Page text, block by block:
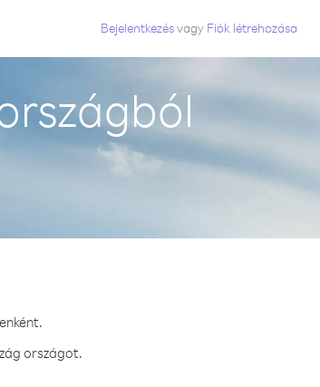
Bejelentkezésvagy Fiók létrehozása
országot.